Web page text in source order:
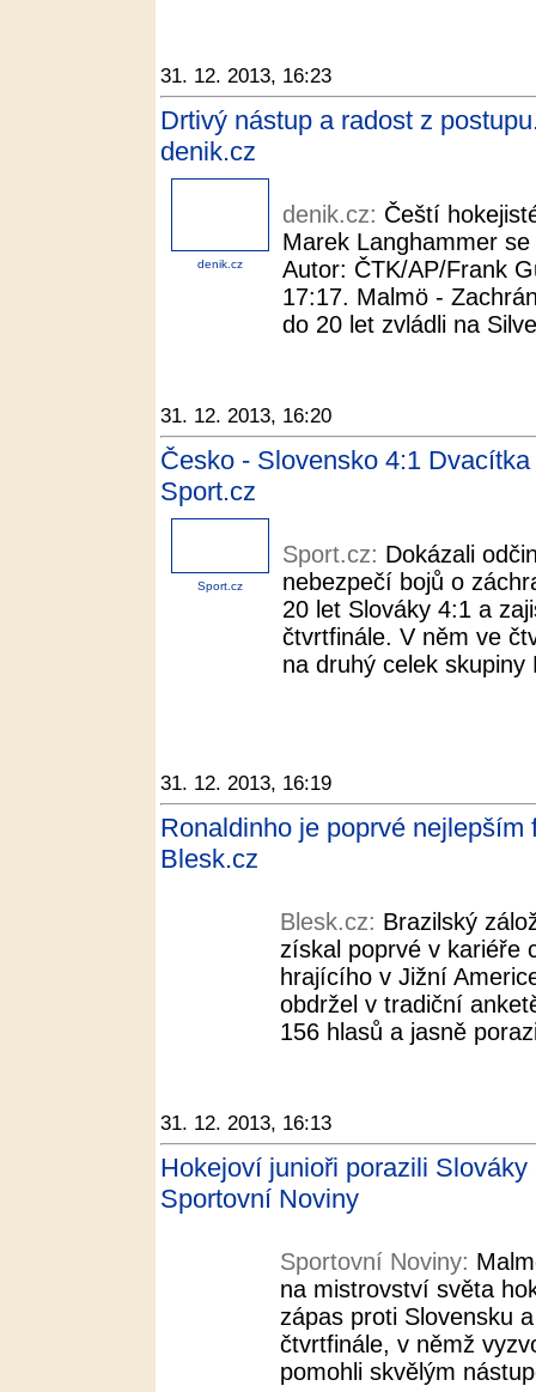
31. 12. 2013, 16:23
Drtivý nástup a radost z
denik.cz
denik.cz
denik.cz: Čeští
Marek Langhammer
Autor: ČTK/AP/Frank
17:17. Malmö -
do 20 let zvládli na
31. 12. 2013, 16:20
Česko - Slovensko 4:1
Sport.cz
Sport.cz
Sport.cz: Dokázali
nebezpečí bojů o
20 let Slováky 4:1 a
čtvrtfinále. V něm ve
na druhý celek
31. 12. 2013, 16:19
Ronaldinho je poprvé
Blesk.cz
Blesk.cz: Brazilský
získal poprvé v kariéře
hrajícího v Jižní
obdržel v tradiční
156 hlasů a jasně
31. 12. 2013, 16:13
Hokejoví junioři porazili
Sportovní Noviny
Sportovní Noviny:
na mistrovství světa
zápas proti Slovensku
čtvrtfinále, v němž
pomohli skvělým